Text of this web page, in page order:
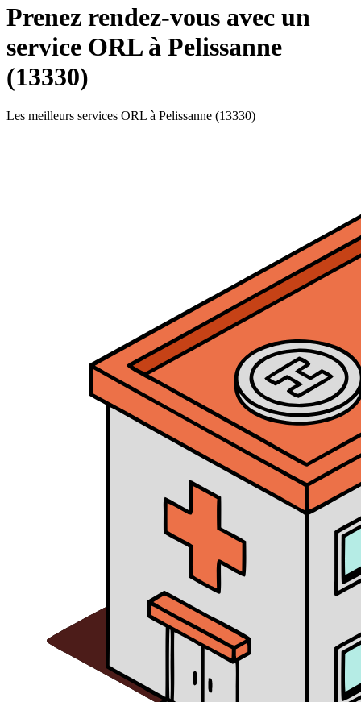
Prenez rendez-vous avec un
service ORL à Pelissanne
(13330)
Les meilleurs services ORL à Pelissanne (13330)